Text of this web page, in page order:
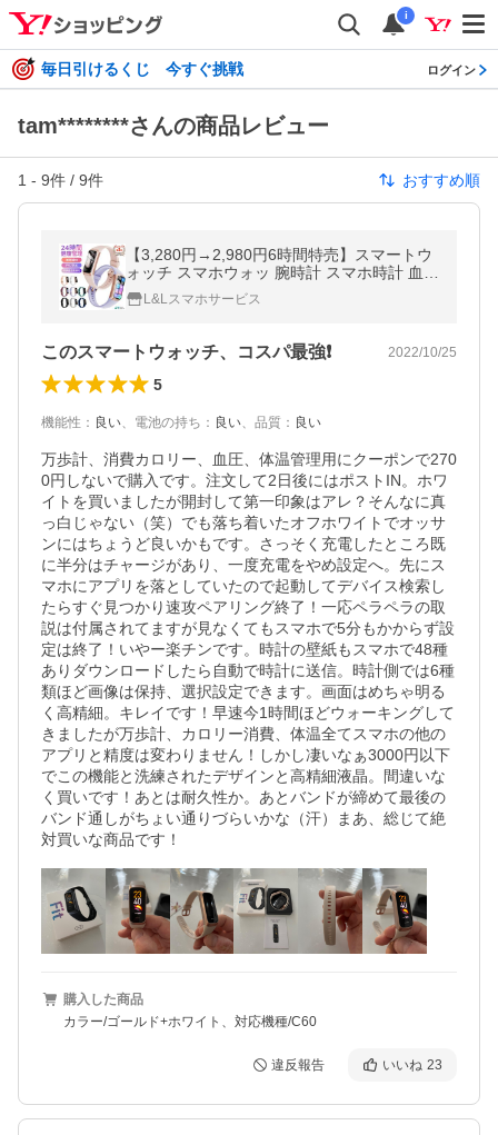
i
毎日引けるくじ 今すぐ挑戦 ログイン
tam********さんの商品レビュー
1 - 9件 / 9件 おすすめ順
【3,280円→2,980円6時間特売】スマートウ
ォッチ スマホウォッ 腕時計 スマホ時計 血中
酸素 健康管理 睡眠検測 心拍数 着信通知 生
理周期日本語 爆買
L&Lスマホサービス
このスマートウォッチ、コスパ最強❗️ 2022/10/25
5
機能性 ： 良い、 電池の持ち ： 良い、 品質 ： 良い
万歩計、消費カロリー、血圧、体温管理用にクーポンで270
0円しないで購入です。注文して2日後にはポストIN。ホワ
イトを買いましたが開封して第一印象はアレ？そんなに真
っ白じゃない（笑）でも落ち着いたオフホワイトでオッサ
ンにはちょうど良いかもです。さっそく充電したところ既
に半分はチャージがあり、一度充電をやめ設定へ。先にス
マホにアプリを落としていたので起動してデバイス検索し
たらすぐ見つかり速攻ペアリング終了！一応ペラペラの取
説は付属されてますが見なくてもスマホで5分もかからず設
定は終了！いやー楽チンです。時計の壁紙もスマホで48種
ありダウンロードしたら自動で時計に送信。時計側では6種
類ほど画像は保持、選択設定できます。画面はめちゃ明る
く高精細。キレイです！早速今1時間ほどウォーキングして
きましたが万歩計、カロリー消費、体温全てスマホの他の
アプリと精度は変わりません！しかし凄いなぁ3000円以下
でこの機能と洗練されたデザインと高精細液晶。間違いな
く買いです！あとは耐久性か。あとバンドが締めて最後の
バンド通しがちょい通りづらいかな（汗）まあ、総じて絶
対買いな商品です！
購入した商品
カラー/ゴールド+ホワイト、対応機種/C60
違反報告 いいね 23